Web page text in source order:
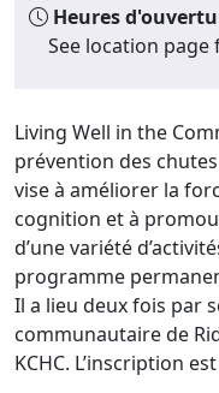
Heures
See location
Living Well in the
prévention des
vise à améliorer la
cognition et à
d’une variété
programme
Il a lieu deux fois par
communautaire de
KCHC. L’inscription